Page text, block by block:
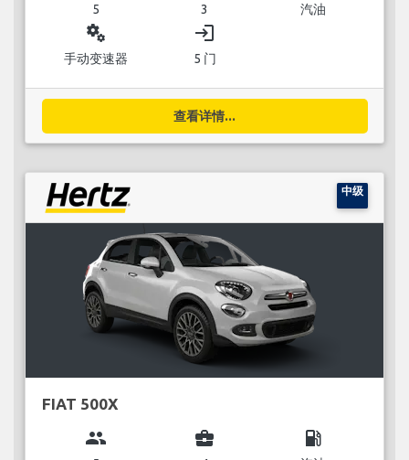
5 3 汽油
miscellaneous_services
手动变速器
login
5 门
查看详情...
中级
FIAT 500X
group business_center local_gas_station